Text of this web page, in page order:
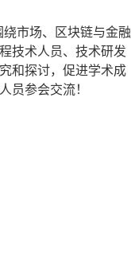
绕市场、区块链与金融
技术人员、技术研发
和探讨，促进学术成
员参会交流！